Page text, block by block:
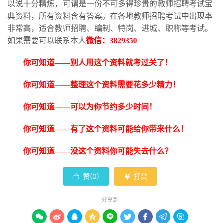
以说十分精炼，可谓是一份不可多得珍贵的教师招聘考试宝
典资料，所有资料含有答案。在各地教师招聘考试中出现率
非常高，适合教师招聘、编制、特岗、进城、职称等考试。
如果需要可以联系本人微信： 3829350
你可知道——别人用这个资料就考过关了！
你可知道——整理这个资料需要花多少精力！
你可知道——可以为你节约多少时间！
你可知道——有了这个资料可能给你带来什么！
你可知道——没这个资料你可能失去什么？
 赞(0)  打赏
分享到
        